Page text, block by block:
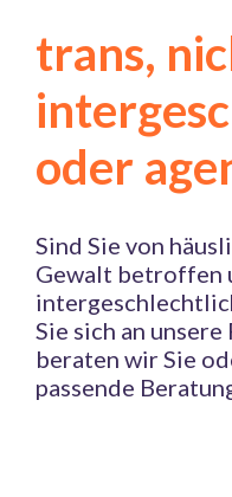
trans,
oder
Sind Sie von
Gewalt betroffen
Sie sich an
beraten wir Sie
passende